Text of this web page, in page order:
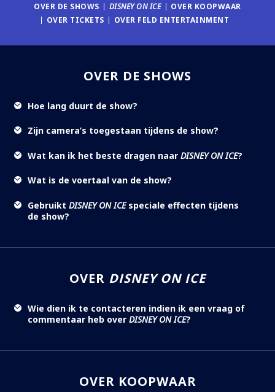
OVER DE SHOWS DISNEY ON ICE
OVER KOOPWAAR
OVER TICKETS
OVER FELD ENTERTAINMENT
OVER DE SHOWS
Hoe lang duurt de show?
Zijn camera’s toegestaan tijdens de show?
Wat kan ik het beste dragen naar DISNEY ON ICE?
Wat is de voertaal van de show?
Gebruikt DISNEY ON ICEspeciale effecten tijdens
de show?
OVER DISNEY ON ICE
Wie dien ik te contacteren indien ik een vraag of
commentaar heb over DISNEY ON ICE?
OVER KOOPWAAR